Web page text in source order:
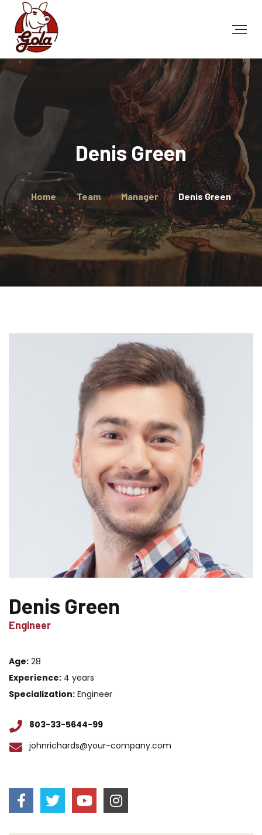
Denis Green
Home Team Manager Denis Green
Denis Green
Engineer
Age: 28
Experience: 4 years
Specialization: Engineer
803-33-5644-99
johnrichards@your-company.com